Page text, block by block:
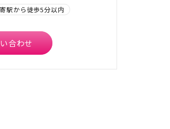
駅から徒歩5分以内
合わせ